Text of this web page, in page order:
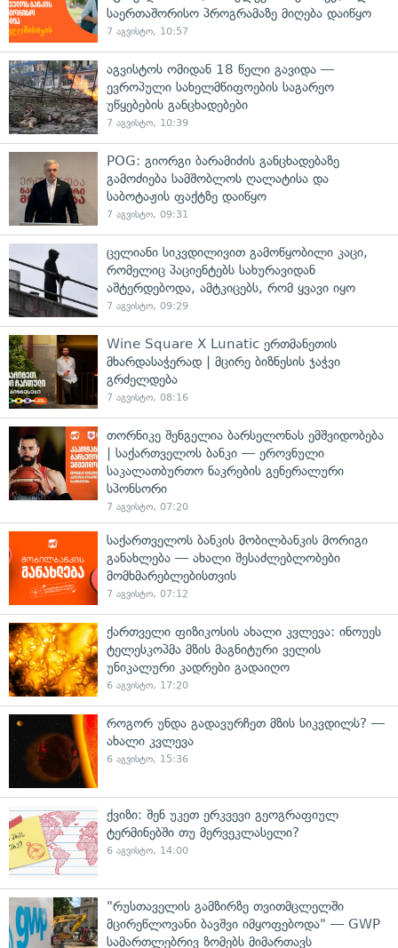
საერთაშორისო პროგრამაზე მიღება დაიწყო
7 აგვისტო, 10:57
აგვისტოს ომიდან 18 წელი გავიდა —
ევროპული სახელმწიფოების საგარეო
უწყებების განცხადებები
7 აგვისტო, 10:39
POG: გიორგი ბარამიძის განცხადებაზე
გამოძიება სამშობლოს ღალატისა და
საბოტაჟის ფაქტზე დაიწყო
7 აგვისტო, 09:31
ცელიანი სიკვდილივით გამოწყობილი კაცი,
რომელიც პაციენტებს სახურავიდან
აშტერდებოდა, ამტკიცებს, რომ ყვავი იყო
7 აგვისტო, 09:29
Wine Square X Lunatic ერთმანეთის
მხარდასაჭერად | მცირე ბიზნესის ჯაჭვი
გრძელდება
7 აგვისტო, 08:16
თორნიკე შენგელია ბარსელონას ემშვიდობება
| საქართველოს ბანკი — ეროვნული
საკალათბურთო ნაკრების გენერალური
სპონსორი
7 აგვისტო, 07:20
საქართველოს ბანკის მობილბანკის მორიგი
განახლება — ახალი შესაძლებლობები
მომხმარებლებისთვის
7 აგვისტო, 07:12
ქართველი ფიზიკოსის ახალი კვლევა: ინოუეს
ტელესკოპმა მზის მაგნიტური ველის
უნიკალური კადრები გადაიღო
6 აგვისტო, 17:20
როგორ უნდა გადავურჩეთ მზის სიკვდილს? —
ახალი კვლევა
6 აგვისტო, 15:36
ქვიზი: შენ უკეთ ერკვევი გეოგრაფიულ
ტერმინებში თუ მერვეკლასელი?
6 აგვისტო, 14:00
"რუსთაველის გამზირზე თვითმცლელში
მცირეწლოვანი ბავშვი იმყოფებოდა" — GWP
სამართლებრივ ზომებს მიმართავს